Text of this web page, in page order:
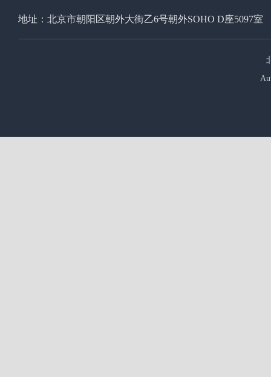
地址：北京市朝阳区朝外大街乙6号朝外SOHO D座5097室